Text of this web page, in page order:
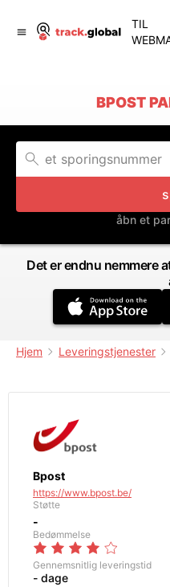
TIL
BPOST
åbn et
Det er endnu nemmere
Hjem Leveringstjenester
Bpost
https://www.bpost.be/
Støtte
-
Bedømmelse
Gennemsnitlig leveringstid
- dage